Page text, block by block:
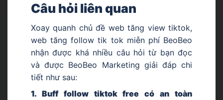
Câu hỏi liên quan
Xoay quanh chủ đề web tăng view tiktok,
web tăng follow tik tok miễn phí BeoBeo
nhận được khá nhiều câu hỏi từ bạn đọc
và được BeoBeo Marketing giải đáp chi
tiết như sau:
1. Buff follow tiktok free có an toàn